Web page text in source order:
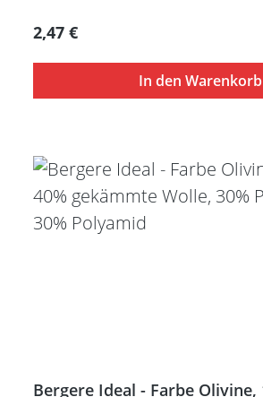
Regulärer Preis:
2,47 €
In den Warenkorb
Bergere Ideal - Farbe Olivine,